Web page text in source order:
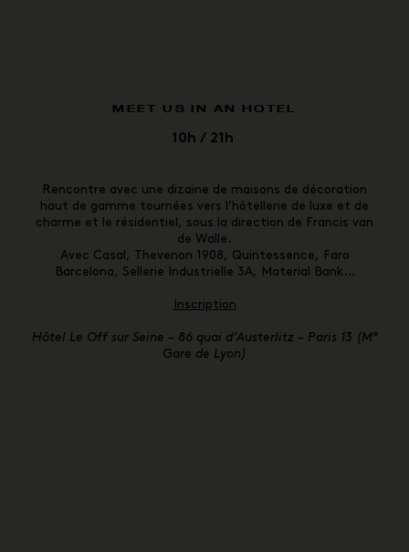
MEET US IN AN HOTEL
10h / 21h
Rencontre avec une dizaine de maisons de décoration
haut de gamme tournées vers l’hôtellerie de luxe et de
charme et le résidentiel, sous la direction de Francis van
de Walle.
Avec Casal, Thevenon 1908, Quintessence, Faro
Barcelona, Sellerie Industrielle 3A, Material Bank…
Inscription
Hôtel Le Off sur Seine – 86 quai d’Austerlitz – Paris 13 (M°
Gare de Lyon)